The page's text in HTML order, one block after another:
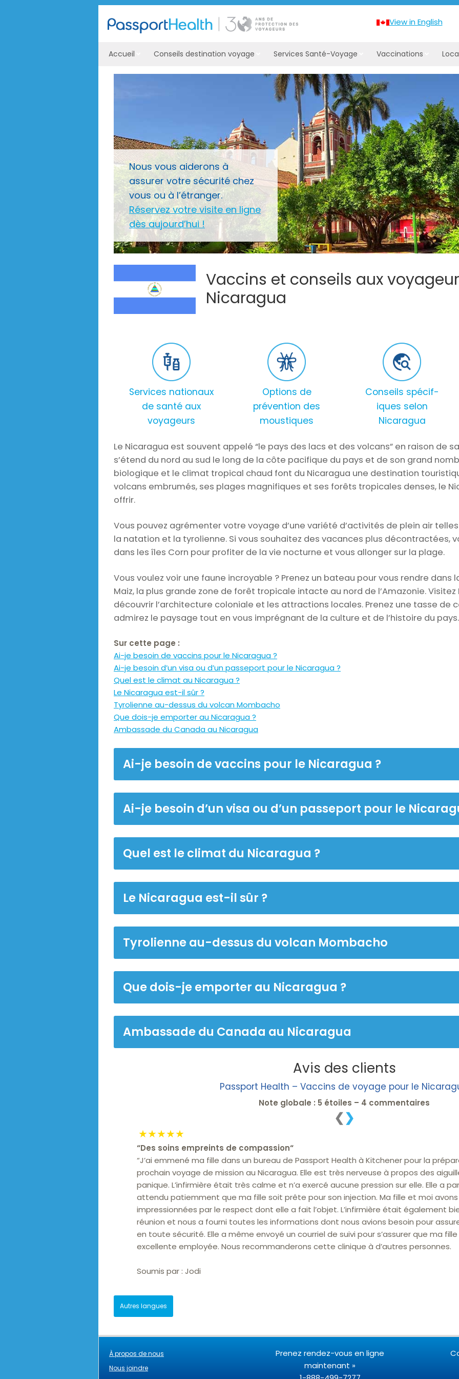
View in English
Accueil Conseils destination voyage Services Santé-Voyage Vaccinations
Nous vous aiderons à
assurer votre sécurité chez
vous ou à l’étranger.
Réservez votre visite en ligne
dès aujourd’hui !
Vaccins et conseils aux
Nicaragua
Services nationaux
de santé aux
voyageurs
Options de
prévention des
moustiques
Conseils spécif-
iques selon
Nicaragua
Le Nicaragua est souvent appelé “le pays des lacs et des volcans” en raison de
s’étend du nord au sud le long de la côte pacifique du pays et de son grand
biologique et le climat tropical chaud font du Nicaragua une destination
volcans embrumés, ses plages magnifiques et ses forêts tropicales denses, le
offrir.
Vous pouvez agrémenter votre voyage d’une variété d’activités de plein air
la natation et la tyrolienne. Si vous souhaitez des vacances plus décontractées,
dans les îles Corn pour profiter de la vie nocturne et vous allonger sur la plage.
Vous voulez voir une faune incroyable ? Prenez un bateau pour vous rendre dans
Maiz, la plus grande zone de forêt tropicale intacte au nord de l’Amazonie.
découvrir l’architecture coloniale et les attractions locales. Prenez une tasse de
admirez le paysage tout en vous imprégnant de la culture et de l’histoire du pays.
Sur cette page :
Ai-je besoin de vaccins pour le Nicaragua ?
Ai-je besoin d’un visa ou d’un passeport pour le Nicaragua ?
Quel est le climat au Nicaragua ?
Le Nicaragua est-il sûr ?
Tyrolienne au-dessus du volcan Mombacho
Que dois-je emporter au Nicaragua ?
Ambassade du Canada au Nicaragua
Ai-je besoin de vaccins pour le Nicaragua ?
Ai-je besoin d’un visa ou d’un passeport pour le
Quel est le climat du Nicaragua ?
Le Nicaragua est-il sûr ?
Tyrolienne au-dessus du volcan Mombacho
Que dois-je emporter au Nicaragua ?
Ambassade du Canada au Nicaragua
Avis des clients
Passport Health – Vaccins de voyage pour le
Note globale : 5 étoiles – 4 commentaires
❮ ❯
★★★★★
“Des soins empreints de compassion“
“J’ai emmené ma fille dans un bureau de Passport Health à Kitchener pour la
prochain voyage de mission au Nicaragua. Elle est très nerveuse à propos des
panique. L’infirmière était très calme et n’a exercé aucune pression sur elle. Elle a
attendu patiemment que ma fille soit prête pour son injection. Ma fille et moi
impressionnées par le respect dont elle a fait l’objet. L’infirmière était également
réunion et nous a fourni toutes les informations dont nous avions besoin pour
en toute sécurité. Elle a même envoyé un courriel de suivi pour s’assurer que ma
excellente employée. Nous recommanderons cette clinique à d’autres personnes.
Soumis par : Jodi
Autres langues
À propos de nous
Nous joindre
Prenez rendez-vous en ligne
maintenant »